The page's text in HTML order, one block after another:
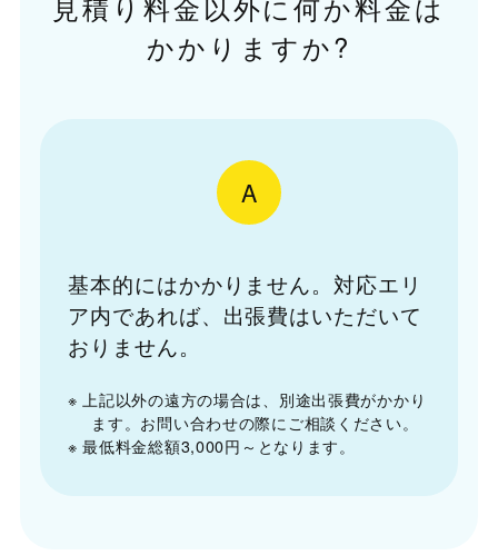
かかりますか?
A
基本的にはかかりません。対応エリ
ア内であれば、出張費はいただいて
おりません。
※ 上記以外の遠方の場合は、別途出張費がかかり
ます。お問い合わせの際にご相談ください。
※ 最低料金総額3,000円～となります。